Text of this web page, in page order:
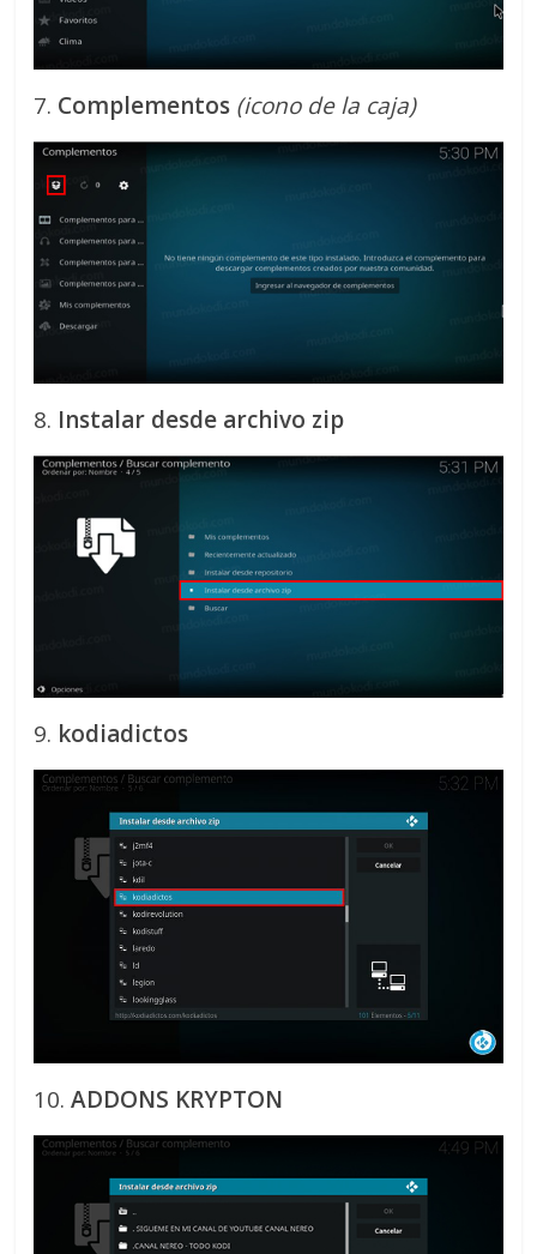
7. Complementos (icono de la caja)
8. Instalar desde archivo zip
9. kodiadictos
10.ADDONS KRYPTON